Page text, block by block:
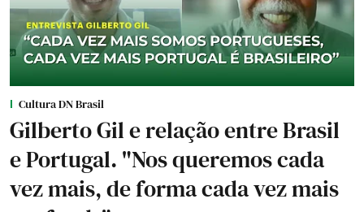
Cultura DN Brasil
Gilberto Gil e relação entre Brasil
e Portugal. "Nos queremos cada
vez mais, de forma cada vez mais